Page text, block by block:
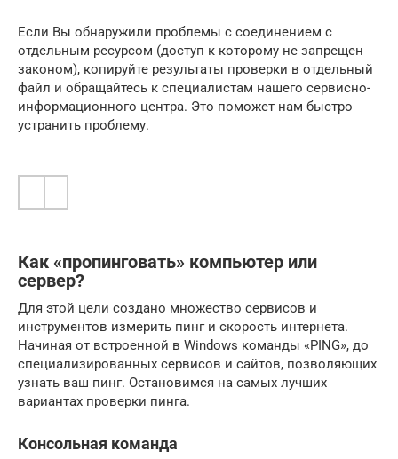
Если Вы обнаружили проблемы с соединением с
отдельным ресурсом (доступ к которому не запрещен
законом), копируйте результаты проверки в отдельный
файл и обращайтесь к специалистам нашего сервисно-
информационного центра. Это поможет нам быстро
устранить проблему.
Как «пропинговать» компьютер или
сервер?
Для этой цели создано множество сервисов и
инструментов измерить пинг и скорость интернета.
Начиная от встроенной в Windows команды «PING», до
специализированных сервисов и сайтов, позволяющих
узнать ваш пинг. Остановимся на самых лучших
вариантах проверки пинга.
Консольная команда